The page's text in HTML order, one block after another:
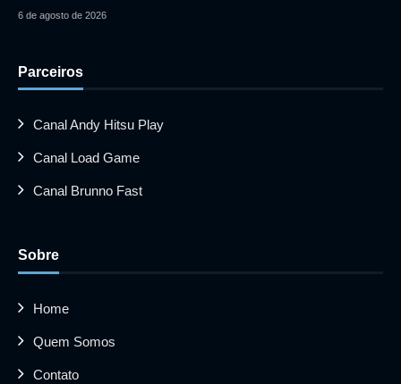
6 de agosto de 2026
Parceiros
Canal Andy Hitsu Play
Canal Load Game
Canal Brunno Fast
Sobre
Home
Quem Somos
Contato